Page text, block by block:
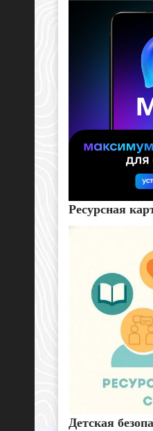
Ресурсная
Детская